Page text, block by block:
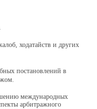
ходатайств и других
постановлений в
международных
арбитражного